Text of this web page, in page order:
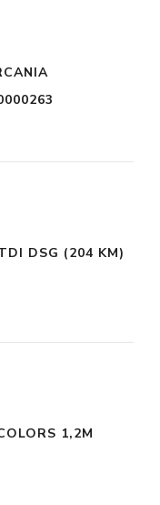
DSG (204 KM)
1,2M